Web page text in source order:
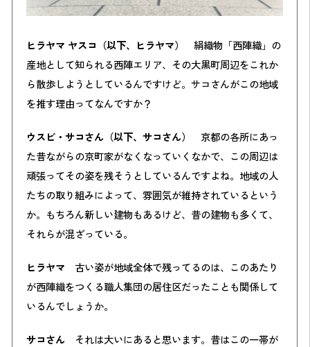
ヒラヤマ ヤスコ（以下、ヒラヤマ）
絹織物「西陣織」の
産地として知られる西陣エリア、その大黒町周辺をこれか
ら散歩しようとしているんですけど。サコさんがこの地域
を推す理由ってなんですか？
ウスビ・サコさん（以下、サコさん）
京都の各所にあっ
た昔ながらの京町家がなくなっていくなかで、この周辺は
頑張ってその姿を残そうとしているんですよね。地域の人
たちの取り組みによって、雰囲気が維持されているという
か。もちろん新しい建物もあるけど、昔の建物も多くて、
それらが混ざっている。
ヒラヤマ 古い姿が地域全体で残ってるのは、このあたり
が西陣織をつくる職人集団の居住区だったことも関係して
いるんでしょうか。
サコさん それは大いにあると思います。昔はこの一帯が